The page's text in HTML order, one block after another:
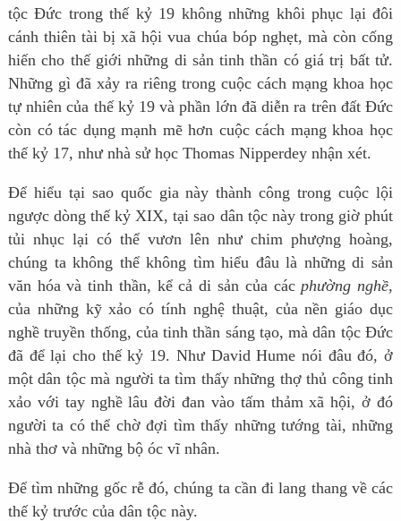
tộc Đức trong thế kỷ 19 không những khôi phục lại đôi
cánh thiên tài bị xã hội vua chúa bóp nghẹt, mà còn cống
hiến cho thế giới những di sản tinh thần có giá trị bất tử.
Những gì đã xảy ra riêng trong cuộc cách mạng khoa học
tự nhiên của thế kỷ 19 và phần lớn đã diễn ra trên đất Đức
còn có tác dụng mạnh mẽ hơn cuộc cách mạng khoa học
thế kỷ 17, như nhà sử học Thomas Nipperdey nhận xét.
Để hiểu tại sao quốc gia này thành công trong cuộc lội
ngược dòng thế kỷ XIX, tại sao dân tộc này trong giờ phút
tủi nhục lại có thể vươn lên như chim phượng hoàng,
chúng ta không thể không tìm hiểu đâu là những di sản
văn hóa và tinh thần, kể cả di sản của các phường nghề,
của những kỹ xảo có tính nghệ thuật, của nền giáo dục
nghề truyền thống, của tinh thần sáng tạo, mà dân tộc Đức
đã để lại cho thế kỷ 19. Như David Hume nói đâu đó, ở
một dân tộc mà người ta tìm thấy những thợ thủ công tinh
xảo với tay nghề lâu đời đan vào tấm thảm xã hội, ở đó
người ta có thể chờ đợi tìm thấy những tướng tài, những
nhà thơ và những bộ óc vĩ nhân.
Để tìm những gốc rễ đó, chúng ta cần đi lang thang về các
thế kỷ trước của dân tộc này.